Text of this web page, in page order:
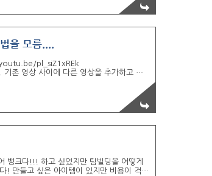
을 모름....
youtu.be/pl_siZ1xREk
존 영상 사이에 다른 영상을 추가하고 싶
뱅크다!!! 하고 싶었지만 팀빌딩을 어떻게
! 만들고 싶은 아이템이 있지만 비용이 걱정